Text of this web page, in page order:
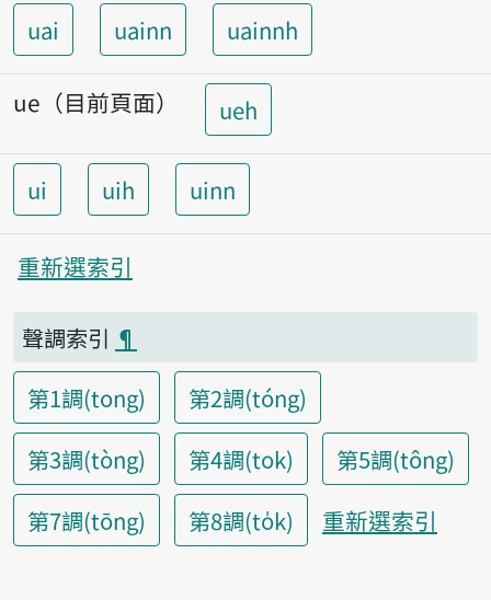
uai uainn uainnh
ue（目前頁面） ueh
ui uih uinn
重新選索引
聲調索引 ¶
第1調(tong)
第2調(tóng)
第3調(tòng)
第4調(tok)
第5調(tông)
第7調(tōng)
第8調(to̍k) 重新選索引